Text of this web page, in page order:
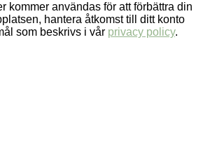
kommer användas för att förbättra din
hantera åtkomst till ditt konto
som beskrivs i vår privacy policy.